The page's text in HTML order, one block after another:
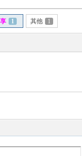
1 其他 1